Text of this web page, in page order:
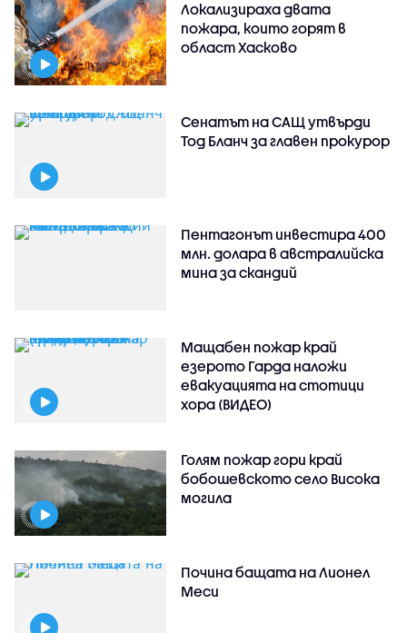
Локализираха двата
пожара, които горят в
област Хасково
Сенатът на САЩ утвърди
Тод Бланч за главен прокурор
Пентагонът инвестира 400
млн. долара в австралийска
мина за скандий
Мащабен пожар край
езерото Гарда наложи
евакуацията на стотици
хора (ВИДЕО)
Голям пожар гори край
бобошевското село Висока
могила
Почина бащата на Лионел
Меси